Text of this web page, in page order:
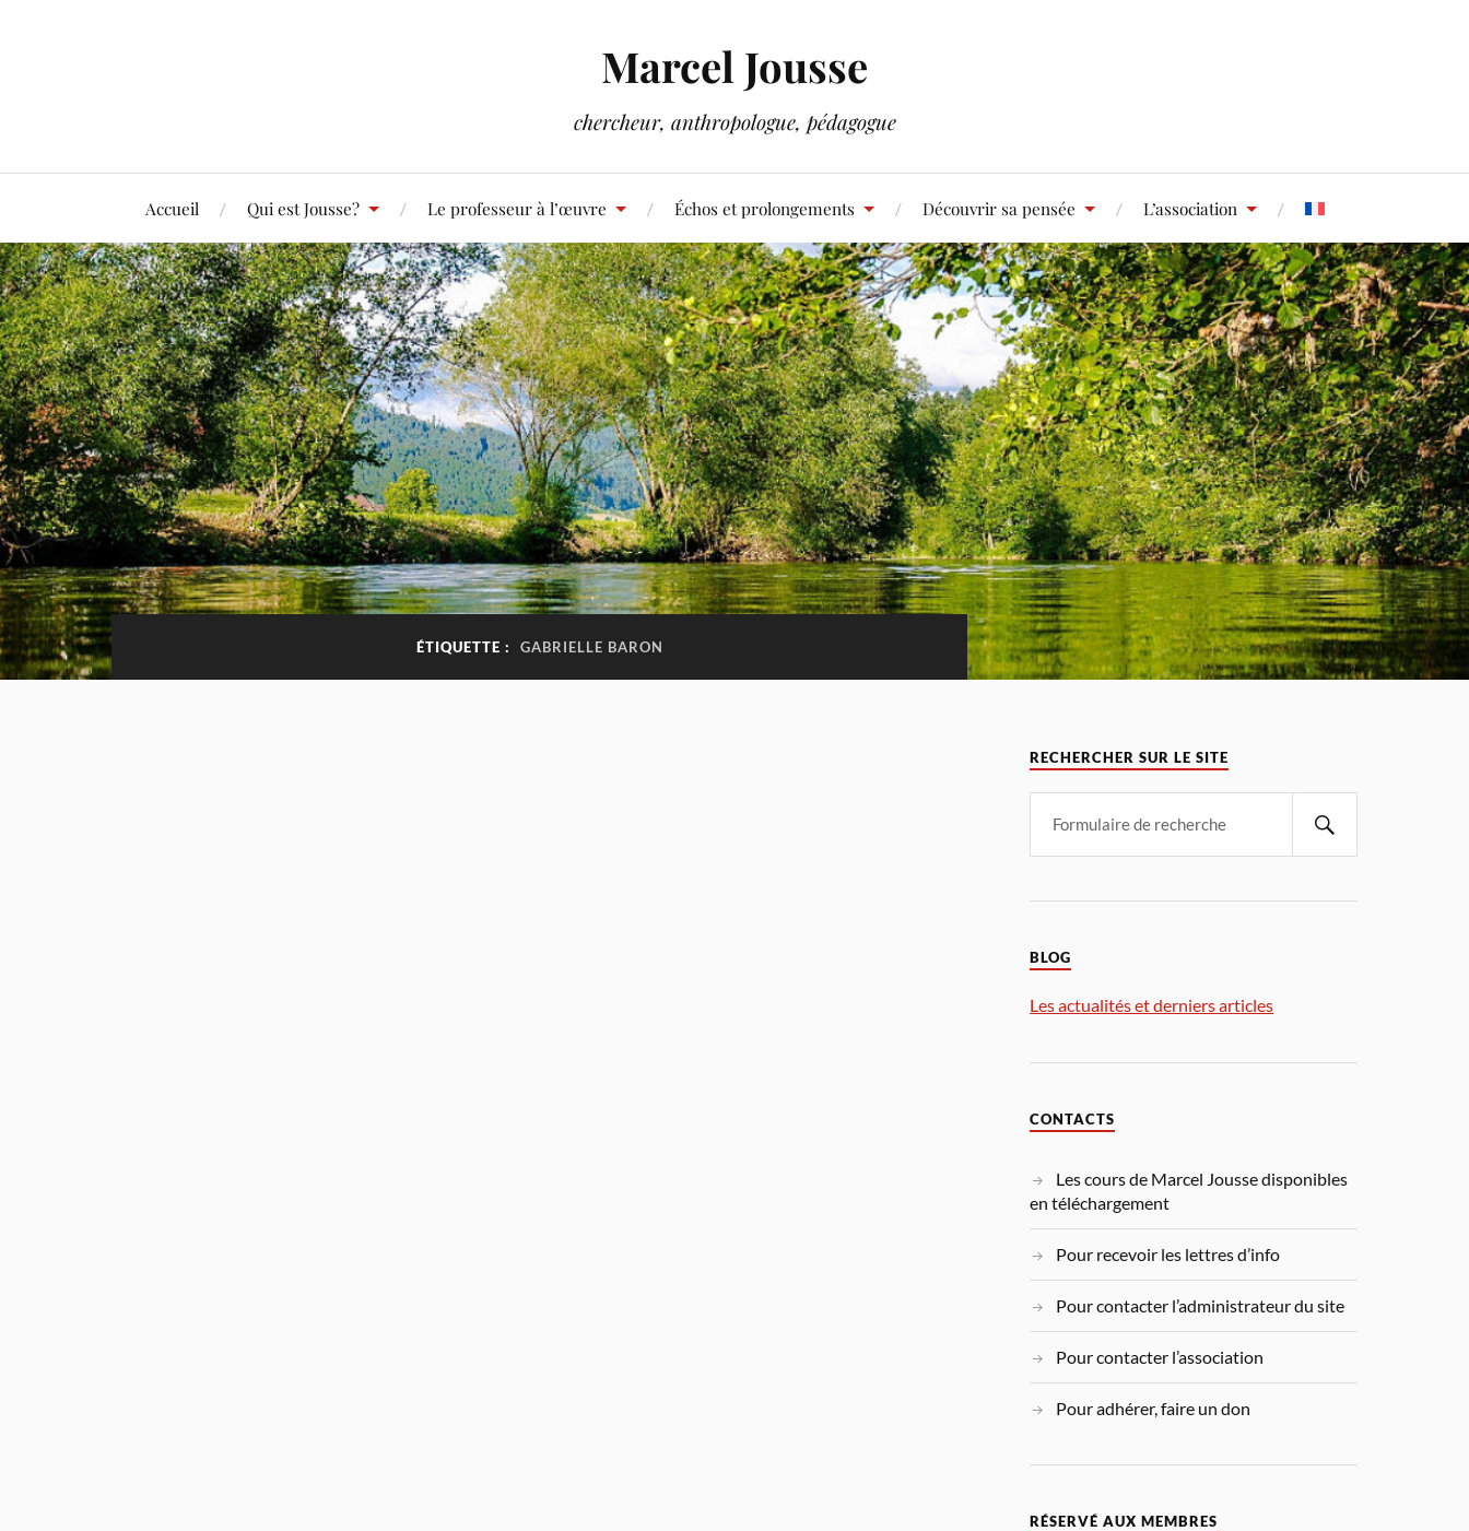
Marcel Jousse
chercheur, anthropologue, pédagogue
Accueil Qui est Jousse? Le professeur à l’œuvre Échos et prolongements Découvrir sa pensée L’association
ÉTIQUETTE : GABRIELLE BARON
RECHERCHER SUR LE SITE
BLOG
Les actualités et derniers articles
CONTACTS
Les cours de Marcel Jousse disponibles
en téléchargement
Pour recevoir les lettres d’info
Pour contacter l’administrateur du site
Pour contacter l’association
Pour adhérer, faire un don
RÉSERVÉ AUX MEMBRES